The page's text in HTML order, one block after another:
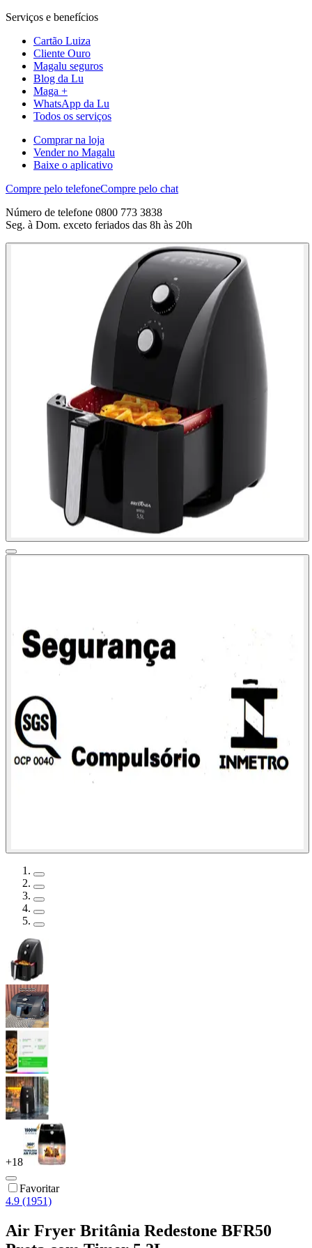
Serviços e benefícios
Cartão Luiza
Cliente Ouro
Magalu seguros
Blog da Lu
Maga +
WhatsApp da Lu
Todos os serviços
Comprar na loja
Vender no Magalu
Baixe o aplicativo
Compre pelo telefoneCompre pelo chat
Número de telefone 0800 773 3838
Seg. à Dom. exceto feriados das 8h às 20h
+18
Favoritar
4.9 (1951)
Air Fryer Britânia Redestone BFR50